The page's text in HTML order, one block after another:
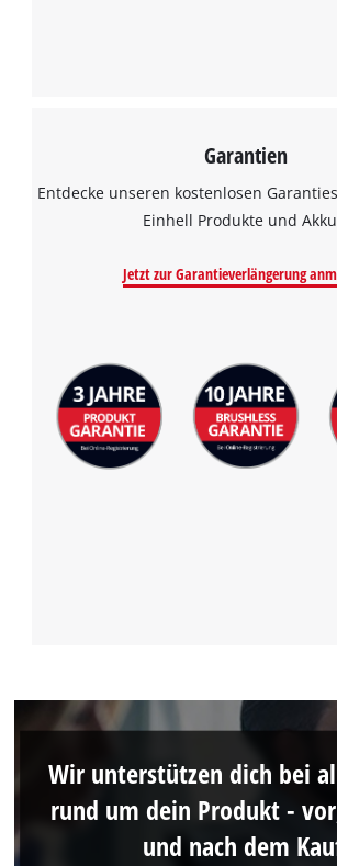
Wir benötigen deine
Google Maps laden
This content is not
visitor. The website owner
Powered by
Management
Garantien
Entdecke unseren kostenlosen
Einhell Produkte und
Jetzt zur Garantieverlängerung
Wir unterstützen dich bei
rund um dein Produkt -
und nach dem